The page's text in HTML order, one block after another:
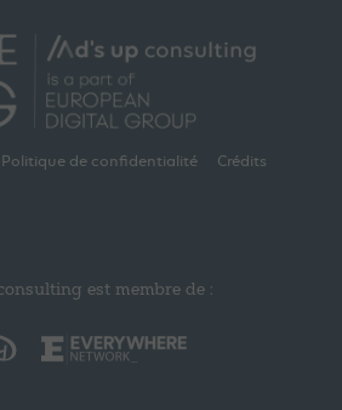
Politique de confidentialité Crédits
est membre de :